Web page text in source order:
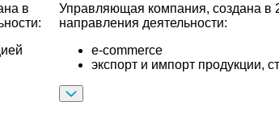
в
Управляющая компания, создана в
направления деятельности:
e-commerce
экспорт и импорт продукции,